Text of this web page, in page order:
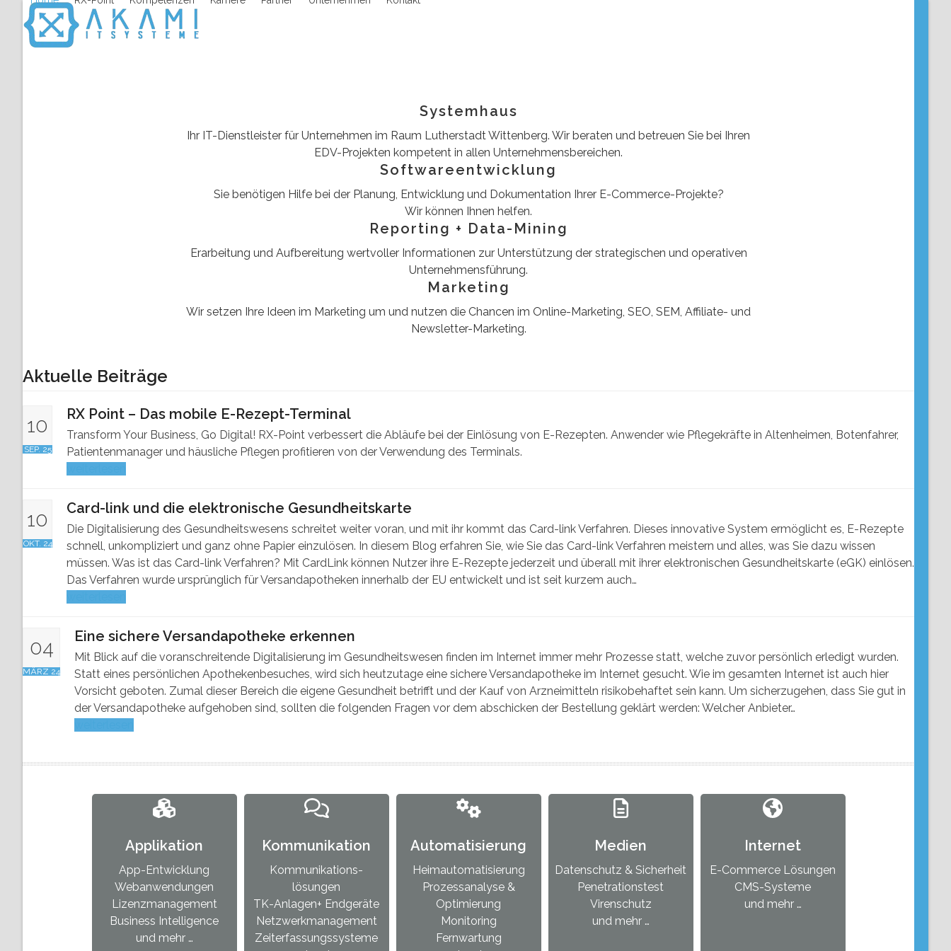
content
Systemhaus
Ihr IT-Dienstleister für Unternehmen im Raum Lutherstadt Wittenberg. Wir beraten und betreuen Sie bei Ihren
EDV-Projekten kompetent in allen Unternehmensbereichen.
Softwareentwicklung
Sie benötigen Hilfe bei der Planung, Entwicklung und Dokumentation Ihrer E-Commerce-Projekte?
Wir können Ihnen helfen.
Reporting + Data-Mining
Erarbeitung und Aufbereitung wertvoller Informationen zur Unterstützung der strategischen und operativen
Unternehmensführung.
Marketing
Wir setzen Ihre Ideen im Marketing um und nutzen die Chancen im Online-Marketing, SEO, SEM, Affiliate- und
Newsletter-Marketing.
Aktuelle Beiträge
10
SEP. 25
RX Point – Das mobile E-Rezept-Terminal
Transform Your Business, Go Digital! RX-Point verbessert die Abläufe bei der Einlösung von E-Rezepten. Anwender wie Pflegekräfte in Altenheimen, Botenfahrer,
Patientenmanager und häusliche Pflegen profitieren von der Verwendung des Terminals.
10
OKT. 24
Card-link und die elektronische Gesundheitskarte
Die Digitalisierung des Gesundheitswesens schreitet weiter voran, und mit ihr kommt das Card-link Verfahren. Dieses innovative System ermöglicht es, E-Rezepte
schnell, unkompliziert und ganz ohne Papier einzulösen. In diesem Blog erfahren Sie, wie Sie das Card-link Verfahren meistern und alles, was Sie dazu wissen
müssen. Was ist das Card-link Verfahren? Mit CardLink können Nutzer ihre E-Rezepte jederzeit und überall mit ihrer elektronischen Gesundheitskarte (eGK) einlösen.
Das Verfahren wurde ursprünglich für Versandapotheken innerhalb der EU entwickelt und ist seit kurzem auch…
04
MÄRZ 24
Eine sichere Versandapotheke erkennen
Mit Blick auf die voranschreitende Digitalisierung im Gesundheitswesen finden im Internet immer mehr Prozesse statt, welche zuvor persönlich erledigt wurden.
Statt eines persönlichen Apothekenbesuches, wird sich heutzutage eine sichere Versandapotheke im Internet gesucht. Wie im gesamten Internet ist auch hier
Vorsicht geboten. Zumal dieser Bereich die eigene Gesundheit betrifft und der Kauf von Arzneimitteln risikobehaftet sein kann. Um sicherzugehen, dass Sie gut in
der Versandapotheke aufgehoben sind, sollten die folgenden Fragen vor dem abschicken der Bestellung geklärt werden: Welcher Anbieter…
Applikation
App-Entwicklung
Webanwendungen
Lizenzmanagement
Business Intelligence
und mehr …
Kommunikation
Kommunikations-
lösungen
TK-Anlagen+ Endgeräte
Netzwerkmanagement
Zeiterfassungssysteme
Automatisierung
Heimautomatisierung
Prozessanalyse &
Optimierung
Monitoring
Fernwartung
Medien
Datenschutz & Sicherheit
Penetrationstest
Virenschutz
und mehr …
Internet
E-Commerce Lösungen
CMS-Systeme
und mehr …